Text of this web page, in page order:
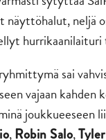
näyttöhalut, neljä
hurrikaanilaituri
sai
vajaan kahden
joukkueeseen
,Robin Salo,